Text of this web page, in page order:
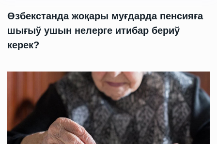
Өзбекстанда жоқары муғдарда пенсияға
шығыў ушын нелерге итибар бериў
керек?